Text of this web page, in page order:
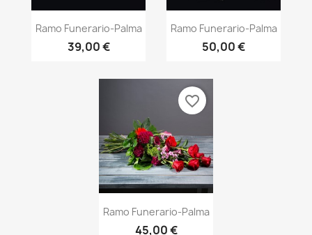
 Vista rápida
Ramo Funerario-Palma
39,00 €
 Vista rápida
Ramo Funerario-Palma
50,00 €
 Vista rápida
Ramo Funerario-Palma
45,00 €
favorite_border